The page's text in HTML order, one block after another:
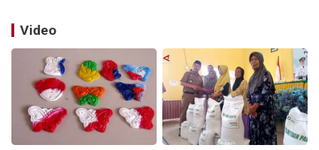
Video